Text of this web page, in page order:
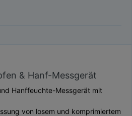
& Hanf-Messgerät
Hanffeuchte-Messgerät mit
von losem und komprimiertem